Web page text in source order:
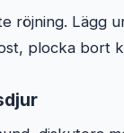
röjning. Lägg
plocka bort